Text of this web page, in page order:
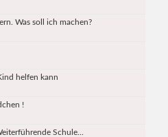
Was soll ich machen?
helfen kann
!
Schule...